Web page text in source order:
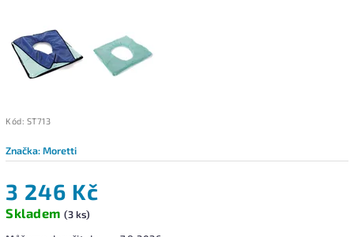
Kód: ST713
Značka:Moretti
3 246 Kč
Skladem (3 ks)